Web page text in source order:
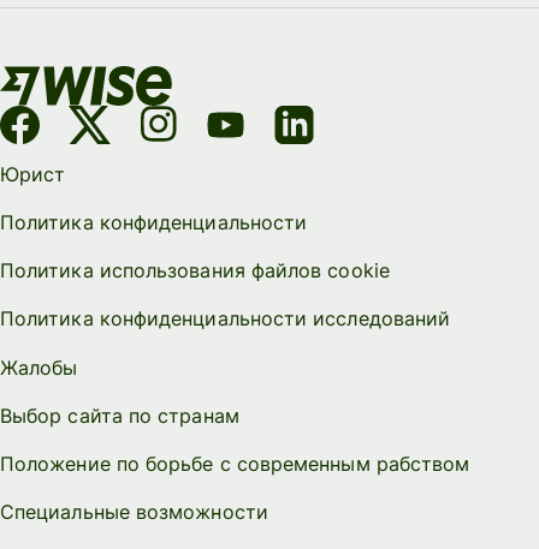
Юрист
Политика конфиденциальности
Политика использования файлов cookie
Политика конфиденциальности исследований
Жалобы
Выбор сайта по странам
Положение по борьбе с современным рабством
Специальные возможности